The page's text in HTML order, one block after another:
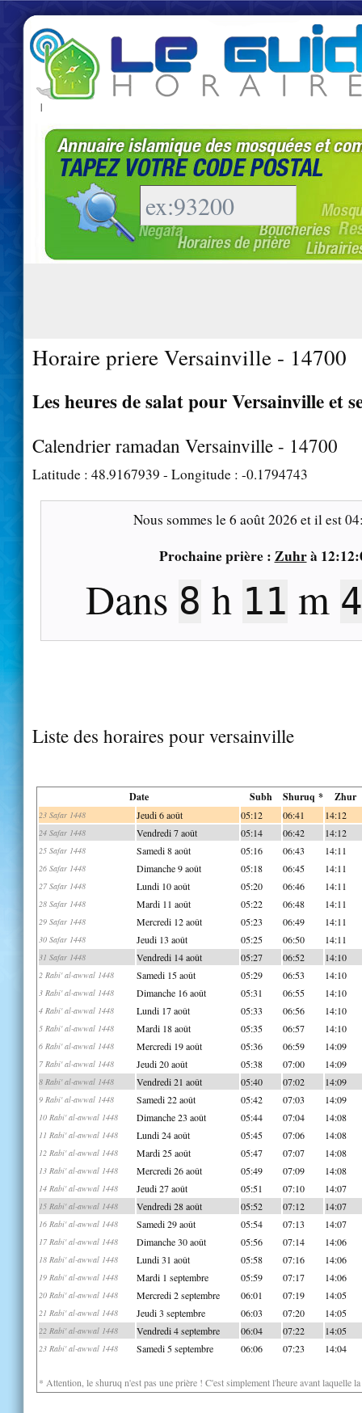
|
Horaire priere Versainville - 14700
Les heures de salat pour Versainville et
Calendrier ramadan Versainville - 14700
Latitude : 48.9167939 - Longitude : -0.1794743
Nous sommes le6 août 2026 et il est
Prochaine prière : Zuhrà
Dans 8 h 11 m
Liste des horaires pour versainville
Date Subh Shuruq * Zhur
23 Safar 1448 Jeudi 6 août 05:12 06:41 14:12
24 Safar 1448 Vendredi 7 août 05:14 06:42 14:12
25 Safar 1448 Samedi 8 août 05:16 06:43 14:11
26 Safar 1448 Dimanche 9 août 05:18 06:45 14:11
27 Safar 1448 Lundi 10 août 05:20 06:46 14:11
28 Safar 1448 Mardi 11 août 05:22 06:48 14:11
29 Safar 1448 Mercredi 12 août 05:23 06:49 14:11
30 Safar 1448 Jeudi 13 août 05:25 06:50 14:11
31 Safar 1448 Vendredi 14 août 05:27 06:52 14:10
2 Rabi' al-awwal 1448 Samedi 15 août 05:29 06:53 14:10
3 Rabi' al-awwal 1448 Dimanche 16 août 05:31 06:55 14:10
4 Rabi' al-awwal 1448 Lundi 17 août 05:33 06:56 14:10
5 Rabi' al-awwal 1448 Mardi 18 août 05:35 06:57 14:10
6 Rabi' al-awwal 1448 Mercredi 19 août 05:36 06:59 14:09
7 Rabi' al-awwal 1448 Jeudi 20 août 05:38 07:00 14:09
8 Rabi' al-awwal 1448 Vendredi 21 août 05:40 07:02 14:09
9 Rabi' al-awwal 1448 Samedi 22 août 05:42 07:03 14:09
10 Rabi' al-awwal 1448 Dimanche 23 août 05:44 07:04 14:08
11 Rabi' al-awwal 1448 Lundi 24 août 05:45 07:06 14:08
12 Rabi' al-awwal 1448 Mardi 25 août 05:47 07:07 14:08
13 Rabi' al-awwal 1448 Mercredi 26 août 05:49 07:09 14:08
14 Rabi' al-awwal 1448 Jeudi 27 août 05:51 07:10 14:07
15 Rabi' al-awwal 1448 Vendredi 28 août 05:52 07:12 14:07
16 Rabi' al-awwal 1448 Samedi 29 août 05:54 07:13 14:07
17 Rabi' al-awwal 1448 Dimanche 30 août 05:56 07:14 14:06
18 Rabi' al-awwal 1448 Lundi 31 août 05:58 07:16 14:06
19 Rabi' al-awwal 1448 Mardi 1 septembre 05:59 07:17 14:06
20 Rabi' al-awwal 1448 Mercredi 2 septembre 06:01 07:19 14:05
21 Rabi' al-awwal 1448 Jeudi 3 septembre 06:03 07:20 14:05
22 Rabi' al-awwal 1448 Vendredi 4 septembre 06:04 07:22 14:05
23 Rabi' al-awwal 1448 Samedi 5 septembre 06:06 07:23 14:04
* Attention, le shuruq n'est pas une prière ! C'est simplement l'heure avant laquelle